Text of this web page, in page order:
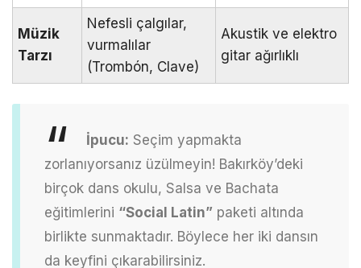
Müzik
Tarzı
Nefesli çalgılar,
vurmalılar
(Trombón, Clave)
Akustik ve elektro
gitar ağırlıklı
İpucu: Seçim yapmakta
zorlanıyorsanız üzülmeyin! Bakırköy’deki
birçok dans okulu, Salsa ve Bachata
eğitimlerini “Social Latin” paketi altında
birlikte sunmaktadır. Böylece her iki dansın
da keyfini çıkarabilirsiniz.